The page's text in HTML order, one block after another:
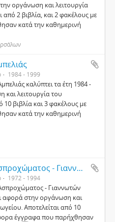
οργάνωση και λειτουργία
από 2 βιβλία, και 2 φακέλους με
κατά την καθημερινή
1984 - 1999
καλύπτει τα έτη 1984 -
και λειτουργία του
10 βιβλία και 3 φακέλους με
κατά την καθημερινή
Αρχείο Νηπιαγωγείου Ασπροχώματος - Γιαννωτών
1972 - 1994
- Γιαννωτών
αφορά στην οργάνωση και
Αποτελείται από 10
έγγραφα που παρήχθησαν